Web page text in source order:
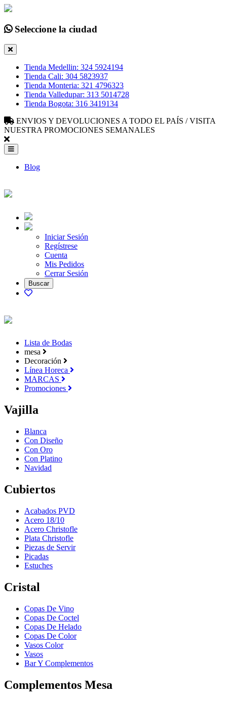
Seleccione la ciudad
Tienda Medellin: 324 5924194
Tienda Cali: 304 5823937
Tienda Monteria: 321 4796323
Tienda Valledupar: 313 5014728
Tienda Bogota: 316 3419134
ENVIOS Y DEVOLUCIONES A TODO EL PAÍS / VISITA
NUESTRA PROMOCIONES SEMANALES
Blog
Iniciar Sesión
Regístrese
Cuenta
Mis Pedidos
Cerrar Sesión
Lista de Bodas
mesa
Decoración
Línea Horeca
MARCAS
Promociones
Vajilla
Blanca
Con Diseño
Con Oro
Con Platino
Navidad
Cubiertos
Acabados PVD
Acero 18/10
Acero Christofle
Plata Christofle
Piezas de Servir
Picadas
Estuches
Cristal
Copas De Vino
Copas De Coctel
Copas De Helado
Copas De Color
Vasos Color
Vasos
Bar Y Complementos
Complementos Mesa